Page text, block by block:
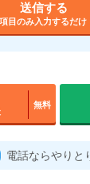
送信する
目のみ入力するだけ
無料
電話ならやりと